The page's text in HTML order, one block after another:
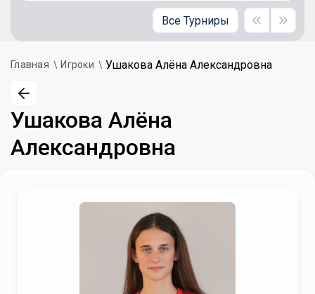
Все Турниры
Главная Игроки Ушакова Алёна Александровна
Ушакова Алёна
Александровна